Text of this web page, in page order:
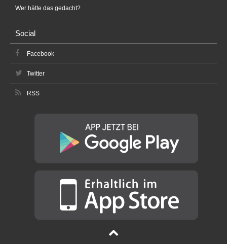
Wer hätte das gedacht?
Social
Facebook
Twitter
RSS